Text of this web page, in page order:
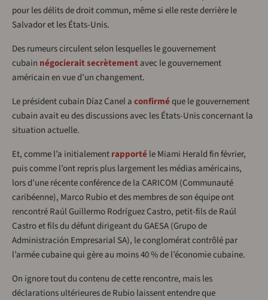
pour les délits de droit commun, même si elle reste derrière le
Salvador et les États-Unis.
Des rumeurs circulent selon lesquelles le gouvernement
cubain négocierait secrètementavec le gouvernement
américain en vue d’un changement.
Le président cubain Díaz Canel aconfirméque le gouvernement
cubain avait eu des discussions avec les États-Unis concernant la
situation actuelle.
Et, comme l’a initialementrapporté le Miami Herald fin février,
puis comme l’ont repris plus largement les médias américains,
lors d’une récente conférence de la CARICOM (Communauté
caribéenne), Marco Rubio et des membres de son équipe ont
rencontré Raúl Guillermo Rodríguez Castro, petit-fils de Raúl
Castro et fils du défunt dirigeant du GAESA (Grupo de
Administración Empresarial SA), le conglomérat contrôlé par
l’armée cubaine qui gère au moins 40 % de l’économie cubaine.
On ignore tout du contenu de cette rencontre, mais les
déclarations ultérieures de Rubio laissent entendre que